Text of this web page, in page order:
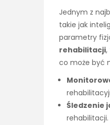
Jednym z
takie jak
parametry
rehabilitacji,
co może być
Śledzenie
rehabilitacji.